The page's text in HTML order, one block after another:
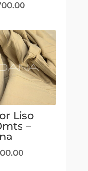
Liso
–